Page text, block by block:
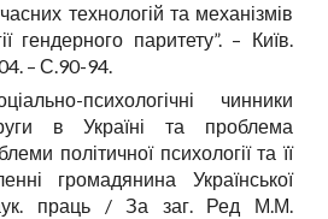
технологій та механізмів
гендерного паритету”. – Київ.
– С.90-94.
психологічні чинники
в Україні та проблема
політичної психології та її
громадянина Української
праць / За заг. Ред М.М.